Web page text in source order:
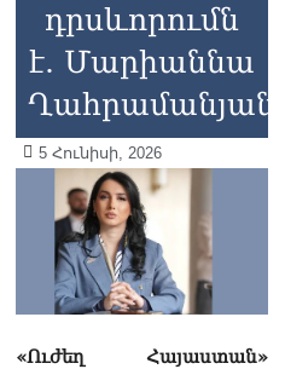
դրսևորումն
է. Մարիաննա
Ղահրամանյան
5 Հունիսի, 2026
«Ուժեղ Հայաստան»